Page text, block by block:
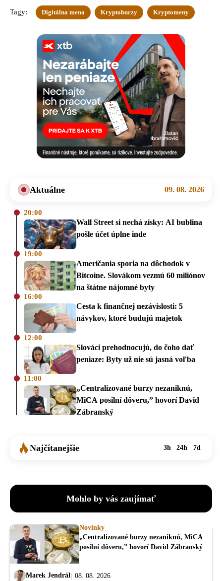
Tagy: Digitálna mena Kryptoburzy Kryptomeny
Aktuálne 09. 08. 2026
20:00
Wall Street si nechá zisky: AI bublina
pošle účet úplne inde
19:00
Američania sporia na dôchodok v
Bitcoine. Slovákom vezmú 60 miliónov
na štátne nájomné byty
16:00
Cesta k finančnej nezávislosti: 5
návykov, ktoré budujú majetok
12:00
Slováci prehodnocujú, do čoho dať
peniaze: Byty už nie sú jasná voľba
11:00
„Centralizované burzy nezaniknú,
MiCA posilní dôveru,” hovorí David
Zábranský
Najčítanejšie 3h 24h 7d
Mohlo by vás zaujímať
Novinky
„Centralizované burzy nezaniknú, MiCA
posilní dôveru,” hovorí David Zábranský
Marek Jendrál 08. 08. 2026